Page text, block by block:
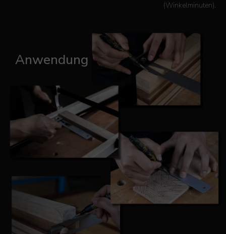
(Winkelminuten).
Anwendung